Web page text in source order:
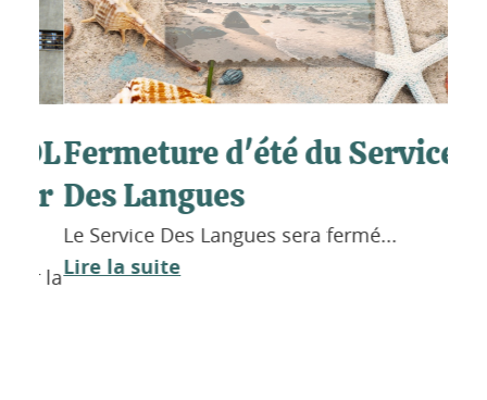
Fermeture d'été du Service
Des Langues
Le Service Des Langues sera fermé...
Lire la suite